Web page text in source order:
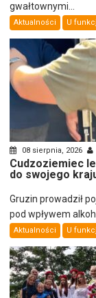
gwałtownymi...
Aktualności U
08 sierpnia, 2026
Cudzoziemiec
do swojego
Gruzin prowadził
pod wpływem
Aktualności U